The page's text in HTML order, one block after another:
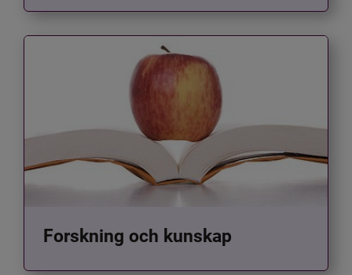
Forskning och kunskap